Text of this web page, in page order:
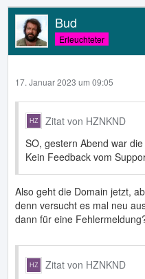
Bud
Erleuchteter
17. Januar 2023 um 09:05
Zitat von HZNKND
SO, gestern Abend war
Kein Feedback vom
Also geht die Domain jetzt,
denn versucht es mal neu
dann für eine
Zitat von HZNKND